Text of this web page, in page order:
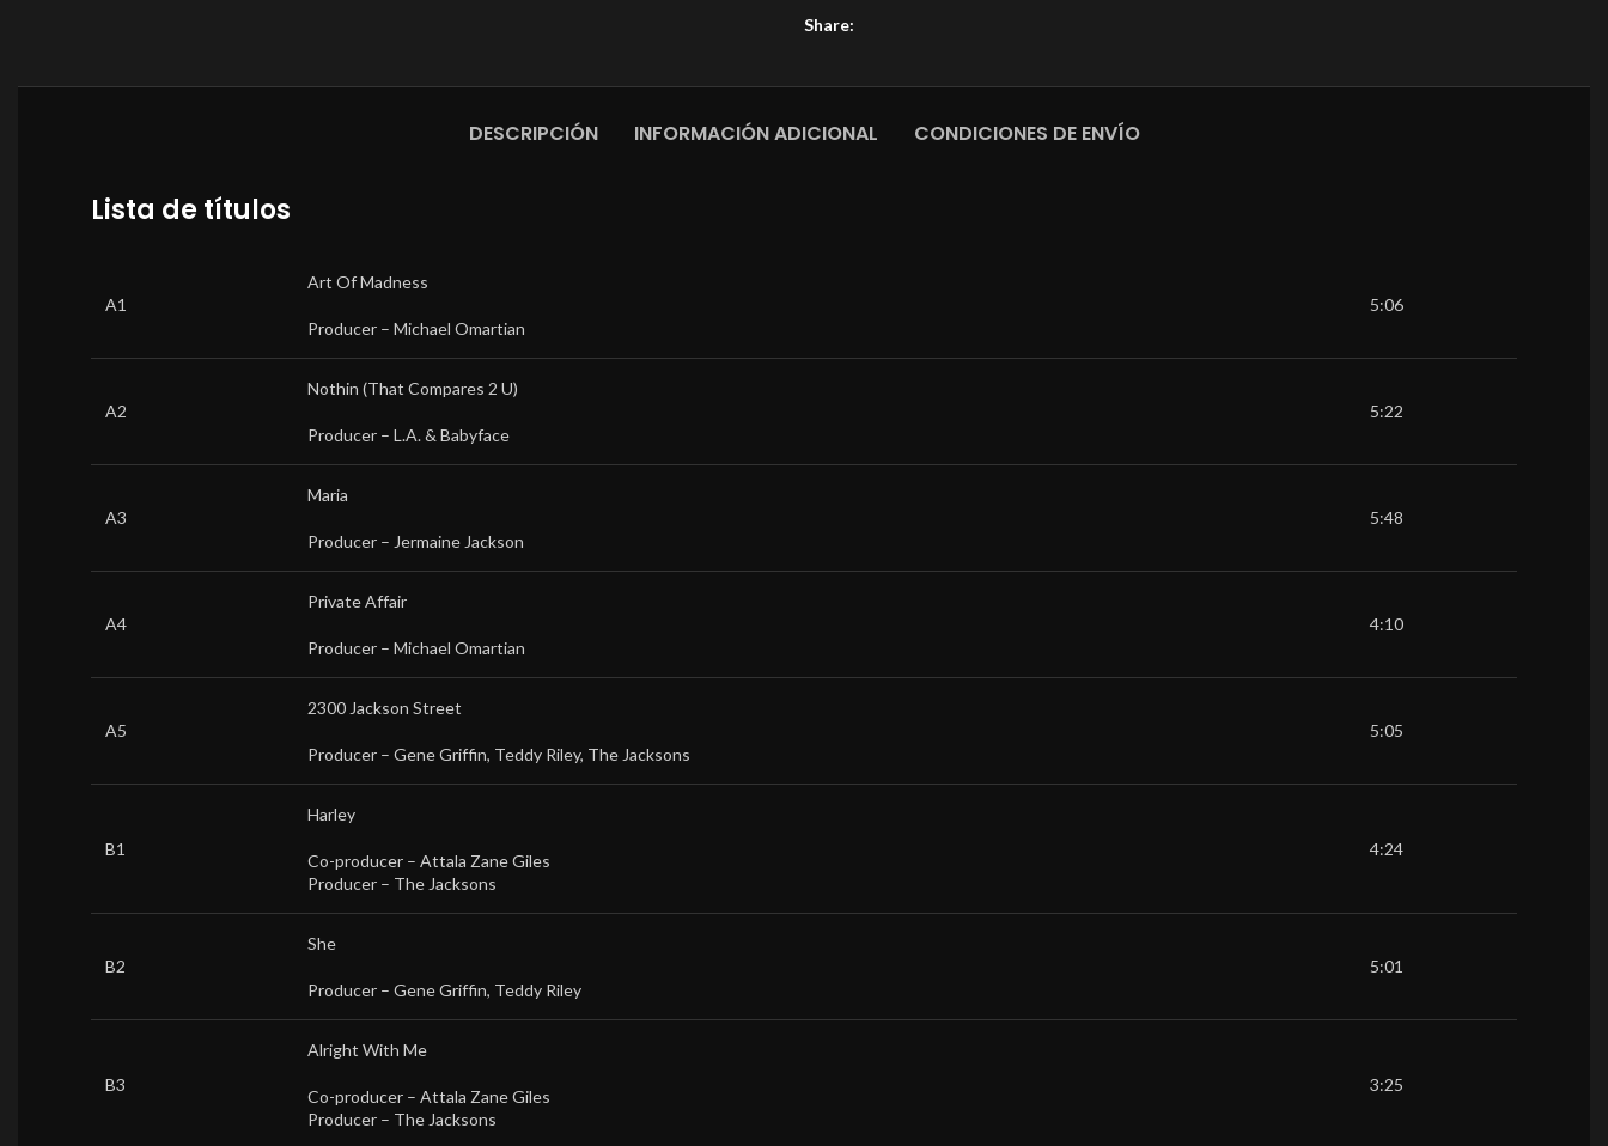
Share:
DESCRIPCIÓN INFORMACIÓN ADICIONAL CONDICIONES DE ENVÍO
Lista de títulos
A1
Art Of Madness
Producer – Michael Omartian
5:06
A2
Nothin (That Compares 2 U)
Producer – L.A. & Babyface
5:22
A3
Maria
Producer – Jermaine Jackson
5:48
A4
Private Affair
Producer – Michael Omartian
4:10
A5
2300 Jackson Street
Producer – Gene Griffin, Teddy Riley, The Jacksons
5:05
B1
Harley
Co-producer – Attala Zane Giles
Producer – The Jacksons
4:24
B2
She
Producer – Gene Griffin, Teddy Riley
5:01
B3
Alright With Me
Co-producer – Attala Zane Giles
Producer – The Jacksons
3:25